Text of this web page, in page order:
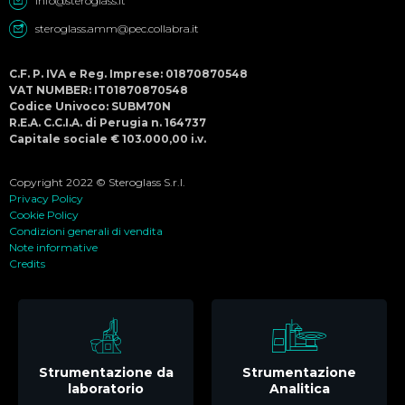
steroglass.amm@pec.collabra.it
C.F. P. IVA e Reg. Imprese: 01870870548
VAT NUMBER: IT01870870548
Codice Univoco: SUBM70N
R.E.A. C.C.I.A. di Perugia n. 164737
Capitale sociale € 103.000,00 i.v.
Copyright 2022 © Steroglass S.r.l.
Privacy Policy
Cookie Policy
Condizioni generali di vendita
Note informative
Credits
Strumentazione da
laboratorio
Strumentazione
Analitica